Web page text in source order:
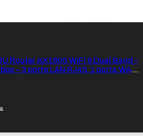
Router AX1800 WiFi 6 Dual Band –
– 3 porte LAN RJ45, 1 porta WAN